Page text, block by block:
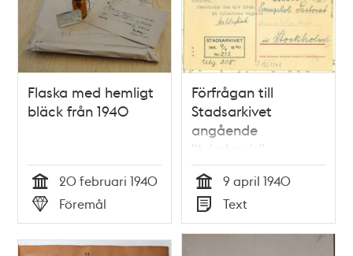
Flaska med hemligt
bläck från 1940
Tid
20 februari 1940
Typ
Föremål
Förfrågan till
Stadsarkivet
angående
"Arierbevis"
Tid
9 april 1940
Typ
Text